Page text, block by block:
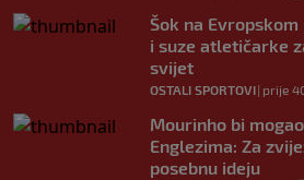
Šok na
i suze atletičarke
svijet
OSTALI SPORTOVI| prije
Mourinho bi
Englezima: Za
posebnu ideju